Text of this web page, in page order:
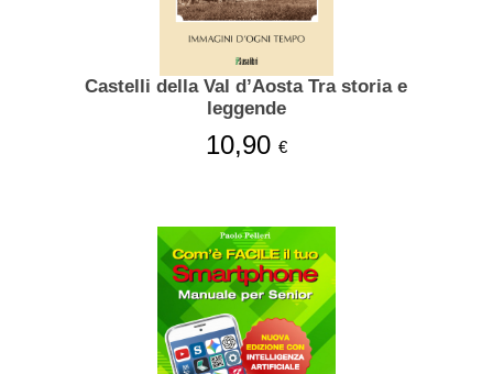
Castelli della Val d’Aosta Tra storia e
leggende
10,90 €